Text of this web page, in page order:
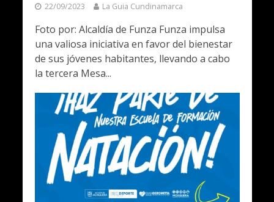
22/09/2023 La Guia Cundinamarca
Foto por: Alcaldía de Funza Funza impulsa
una valiosa iniciativa en favor del bienestar
de sus jóvenes habitantes, llevando a cabo
la tercera Mesa...